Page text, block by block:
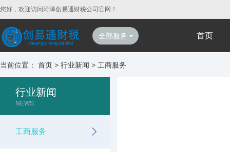
您好，欢迎访问菏泽创易通财税公司官网！
全部服务 首页
当前位置： 首页 > 行业新闻 > 工商服务
行业新闻
NEWS
工商服务